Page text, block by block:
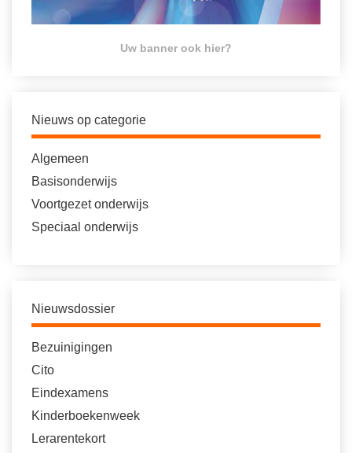
Uw banner ook hier?
Nieuws op categorie
Algemeen
Basisonderwijs
Voortgezet onderwijs
Speciaal onderwijs
Nieuwsdossier
Bezuinigingen
Cito
Eindexamens
Kinderboekenweek
Lerarentekort